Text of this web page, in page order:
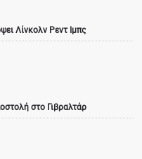
Λίνκολν Ρεντ Ιμπς
στο Γιβραλτάρ